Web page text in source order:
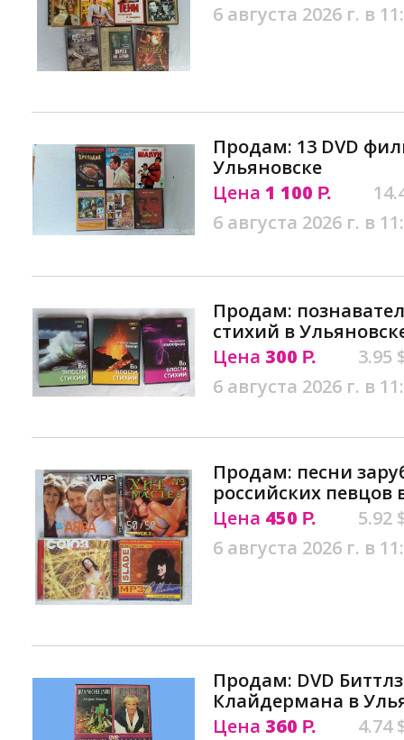
6 августа 2026 г. в
Продам: 13 DVD
Ульяновске
Цена 1 100 Р.
6 августа 2026 г. в
Продам:
стихий в
Цена 300 Р.
3.95
6 августа 2026 г. в
Продам: песни
российских певцов
Цена 450 Р.
5.92
6 августа 2026 г. в
Продам: DVD
Клайдермана в
Цена 360 Р.
4.74